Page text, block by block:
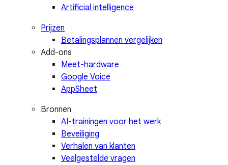
Artificial intelligence
Prijzen
Betalingsplannen vergelijken
Add-ons
Meet-hardware
Google Voice
AppSheet
Bronnen
AI-trainingen voor het werk
Beveiliging
Verhalen van klanten
Veelgestelde vragen